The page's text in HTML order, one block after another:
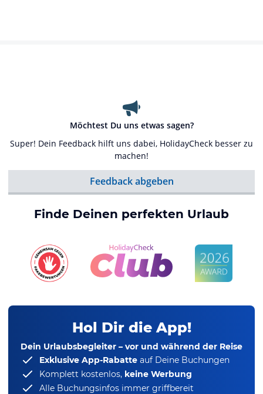
Möchtest Du uns etwas sagen?
Super! Dein Feedback hilft uns dabei, HolidayCheck besser zu
machen!
Feedback abgeben
Finde Deinen perfekten Urlaub
Hol Dir die App!
Dein Urlaubsbegleiter – vor und während der Reise
Exklusive App-Rabatte auf Deine Buchungen
Komplett kostenlos, keine Werbung
Alle Buchungsinfos immer griffbereit